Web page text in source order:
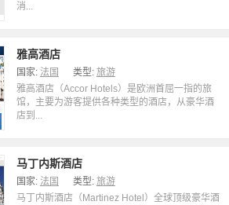
消...
雅高酒店
国家: 法国 类型: 旅游
雅高酒店（Accor Hotels）是欧洲首屈一指的旅
馆，主要为游客提供各种类型的酒店，从豪华酒
店到...
马丁内斯酒店
国家: 法国 类型: 旅游
马丁内斯酒店（Martinez Hotel）全球顶级豪华酒